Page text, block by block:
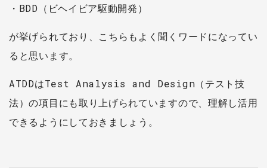
・BDD（ビヘイビア駆動開発）
が挙げられており、こちらもよく聞くワードになってい
ると思います。
ATDDはTest Analysis and Design（テスト技
法）の項目にも取り上げられていますので、理解し活用
できるようにしておきましょう。